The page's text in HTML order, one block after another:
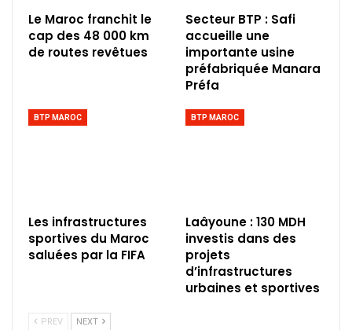
Le Maroc franchit le
cap des 48 000 km
de routes revêtues
Secteur BTP : Safi
accueille une
importante usine
préfabriquée Manara
Préfa
BTP MAROC
Les infrastructures
sportives du Maroc
saluées par la FIFA
BTP MAROC
Laâyoune : 130 MDH
investis dans des
projets
d’infrastructures
urbaines et sportives
PREV NEXT